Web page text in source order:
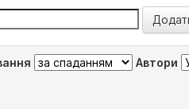
Автори